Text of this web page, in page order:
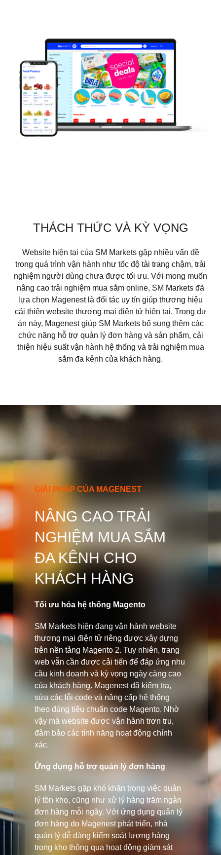
THÁCH THỨC VÀ KỲ VỌNG
Website hiện tại của SM Markets gặp nhiều vấn đề
trong quá trình vận hành như tốc độ tải trang chậm, trải
nghiệm người dùng chưa được tối ưu. Với mong muốn
nâng cao trải nghiệm mua sắm online, SM Markets đã
lựa chọn Magenest là đối tác uy tín giúp thương hiệu
cải thiện website thương mại điện tử hiện tại. Trong dự
án này, Magenest giúp SM Markets bổ sung thêm các
chức năng hỗ trợ quản lý đơn hàng và sản phẩm, cải
thiện hiệu suất vận hành hệ thống và trải nghiệm mua
sắm đa kênh của khách hàng.
GIẢI PHÁP CỦA MAGENEST
NÂNG CAO TRẢI
NGHIỆM MUA SẮM
ĐA KÊNH CHO
KHÁCH HÀNG
Tối ưu hóa hệ thống Magento
SM Markets hiện đang vận hành website
thương mại điện tử riêng được xây dựng
trên nền tảng Magento 2. Tuy nhiên, trang
web vẫn cần được cải tiến để đáp ứng nhu
cầu kinh doanh và kỳ vọng ngày càng cao
của khách hàng. Magenest đã kiểm tra,
sửa các lỗi code và nâng cấp hệ thống
theo đúng tiêu chuẩn code Magento. Nhờ
vậy mà website được vận hành trơn tru,
đảm bảo các tính năng hoạt động chính
xác.
Ứng dụng hỗ trợ quản lý đơn hàng
SM Markets gặp khó khăn trong việc quản
lý tồn kho, cũng như xử lý hàng trăm ngàn
đơn hàng mỗi ngày. Với ứng dụng quản lý
đơn hàng do Magenest phát triển, nhà
quản lý dễ dàng kiểm soát lượng hàng
trong kho thông qua hoạt động giám sát